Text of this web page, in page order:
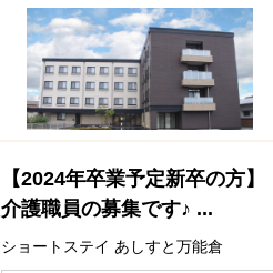
【2024年卒業予定新卒の方】
介護職員の募集です♪ ...
ショートステイ あしすと万能倉